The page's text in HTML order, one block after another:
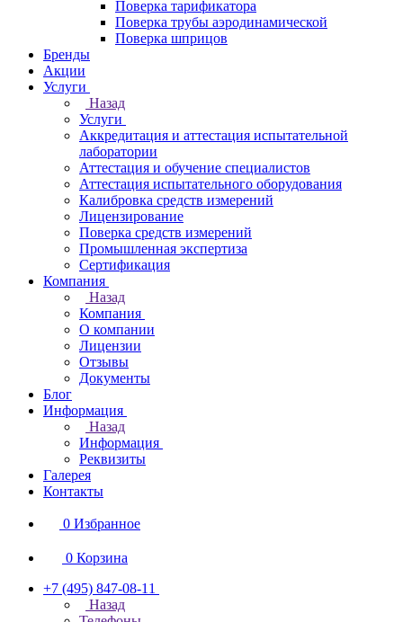
Поверка тарификатора
Поверка трубы аэродинамической
Поверка шприцов
Бренды
Акции
Услуги
Назад
Услуги
Аккредитация и аттестация испытательной
лаборатории
Аттестация и обучение специалистов
Аттестация испытательного оборудования
Калибровка средств измерений
Лицензирование
Поверка средств измерений
Промышленная экспертиза
Сертификация
Компания
Назад
Компания
О компании
Лицензии
Отзывы
Документы
Блог
Информация
Назад
Информация
Реквизиты
Галерея
Контакты
0 Избранное
0 Корзина
+7 (495) 847-08-11
Назад